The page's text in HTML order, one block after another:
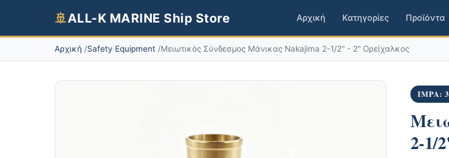
🚢ALL-K MARINE Ship Store Αρχική Κατηγορίες Προϊόντα
Αρχική Safety Equipment Μειωτικός Σύνδεσμος Μάνικας Nakajima 2-1/2" - 2" Ορείχαλκος
IMPA:
2-1/